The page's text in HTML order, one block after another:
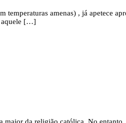
temperaturas amenas) , já
aquele […]